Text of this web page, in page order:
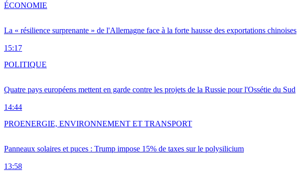
La « résilience surprenante » de l'Allemagne face à la forte hausse des exportations chinoises
15:17
ÉCONOMIE
Quatre pays européens mettent en garde contre les projets de la Russie pour l'Ossétie du Sud
14:44
POLITIQUE
Panneaux solaires et puces : Trump impose 15% de taxes sur le polysilicium
13:58
PROENERGIE, ENVIRONNEMENT ET TRANSPORT